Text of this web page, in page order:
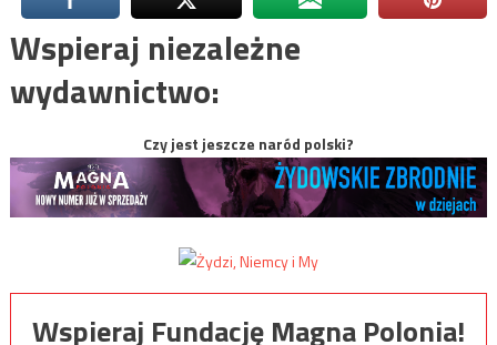
Wspieraj niezależne
wydawnictwo:
Czy jest jeszcze naród polski?
Wspieraj Fundację Magna Polonia!